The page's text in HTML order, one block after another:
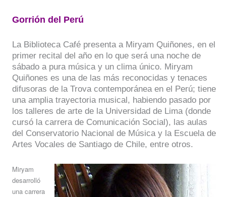
Gorrión del Perú
La Biblioteca Café presenta a Miryam Quiñones, en el
primer recital del año en lo que será una noche de
sábado a pura música y un clima único. Miryam
Quiñones es una de las más reconocidas y tenaces
difusoras de la Trova contemporánea en el Perú; tiene
una amplia trayectoria musical, habiendo pasado por
los talleres de arte de la Universidad de Lima (donde
cursó la carrera de Comunicación Social), las aulas
del Conservatorio Nacional de Música y la Escuela de
Artes Vocales de Santiago de Chile, entre otros.
Miryam
desarrolló
una carrera